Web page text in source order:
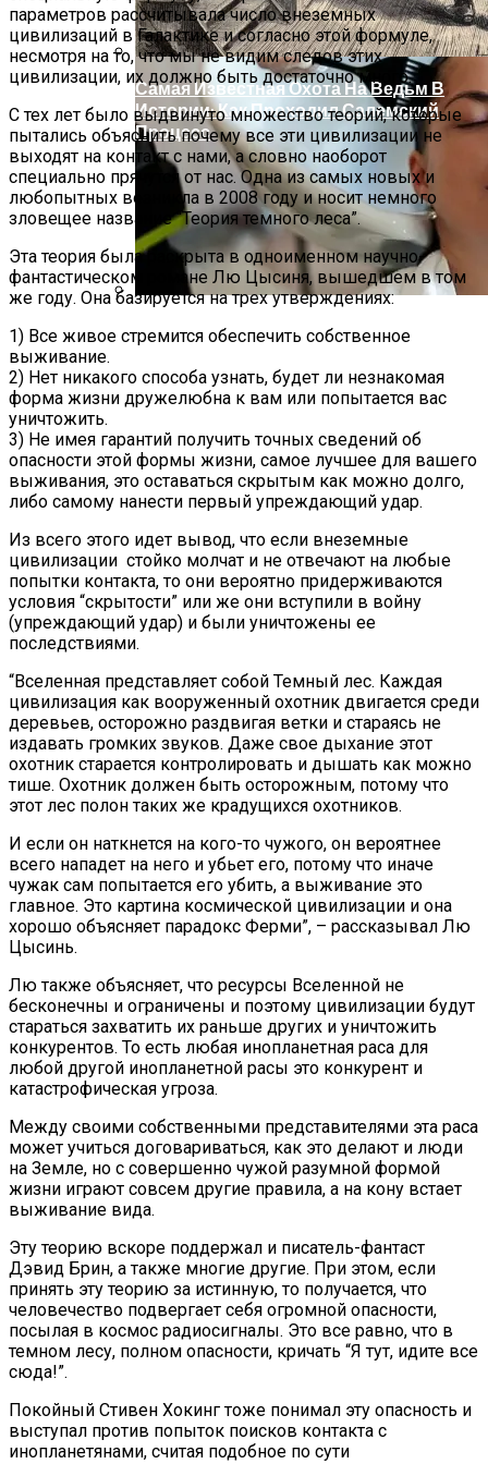
Лунный Календарь Окрашивания
Волос На Октябрь 2025 Года
Самая Известная Охота На Ведьм В
Истории: Как Проходил Салемский
Процесс
параметров рассчитывала число внеземных
цивилизаций в Галактике и согласно этой формуле,
несмотря на то, что мы не видим следов этих
цивилизации, их должно быть достаточно много.
С тех лет было выдвинуто множество теорий, которые
пытались объяснить почему все эти цивилизации не
выходят на контакт с нами, а словно наоборот
специально прячутся от нас. Одна из самых новых и
любопытных возникла в 2008 году и носит немного
зловещее название “Теория темного леса”.
Эта теория была раскрыта в одноименном научно-
фантастическом романе Лю Цысиня, вышедшем в том
же году. Она базируется на трех утверждениях:
1) Все живое стремится обеспечить собственное
выживание.
2) Нет никакого способа узнать, будет ли незнакомая
форма жизни дружелюбна к вам или попытается вас
уничтожить.
3) Не имея гарантий получить точных сведений об
опасности этой формы жизни, самое лучшее для вашего
выживания, это оставаться скрытым как можно долго,
либо самому нанести первый упреждающий удар.
Из всего этого идет вывод, что если внеземные
цивилизации стойко молчат и не отвечают на любые
попытки контакта, то они вероятно придерживаются
условия “скрытости” или же они вступили в войну
(упреждающий удар) и были уничтожены ее
последствиями.
“Вселенная представляет собой Темный лес. Каждая
цивилизация как вооруженный охотник двигается среди
деревьев, осторожно раздвигая ветки и стараясь не
издавать громких звуков. Даже свое дыхание этот
охотник старается контролировать и дышать как можно
тише. Охотник должен быть осторожным, потому что
этот лес полон таких же крадущихся охотников.
И если он наткнется на кого-то чужого, он вероятнее
всего нападет на него и убьет его, потому что иначе
чужак сам попытается его убить, а выживание это
главное. Это картина космической цивилизации и она
хорошо объясняет парадокс Ферми”, – рассказывал Лю
Цысинь.
Лю также объясняет, что ресурсы Вселенной не
бесконечны и ограничены и поэтому цивилизации будут
стараться захватить их раньше других и уничтожить
конкурентов. То есть любая инопланетная раса для
любой другой инопланетной расы это конкурент и
катастрофическая угроза.
Между своими собственными представителями эта раса
может учиться договариваться, как это делают и люди
на Земле, но с совершенно чужой разумной формой
жизни играют совсем другие правила, а на кону встает
выживание вида.
Эту теорию вскоре поддержал и писатель-фантаст
Дэвид Брин, а также многие другие. При этом, если
принять эту теорию за истинную, то получается, что
человечество подвергает себя огромной опасности,
посылая в космос радиосигналы. Это все равно, что в
темном лесу, полном опасности, кричать “Я тут, идите все
сюда!”.
Покойный Стивен Хокинг тоже понимал эту опасность и
выступал против попыток поисков контакта с
инопланетянами, считая подобное по сути